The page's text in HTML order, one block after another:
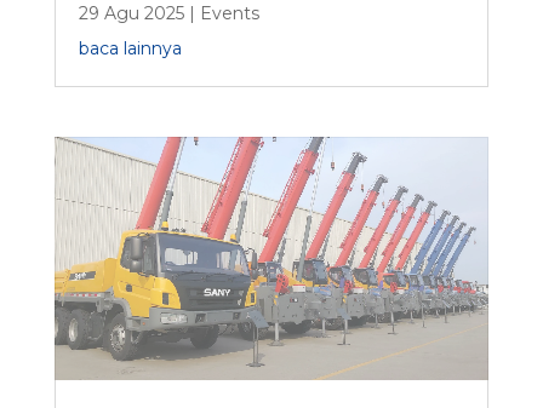
29 Agu 2025| Events
baca lainnya